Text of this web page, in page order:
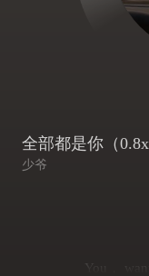
全部都是你（0.8x
少爷
You，